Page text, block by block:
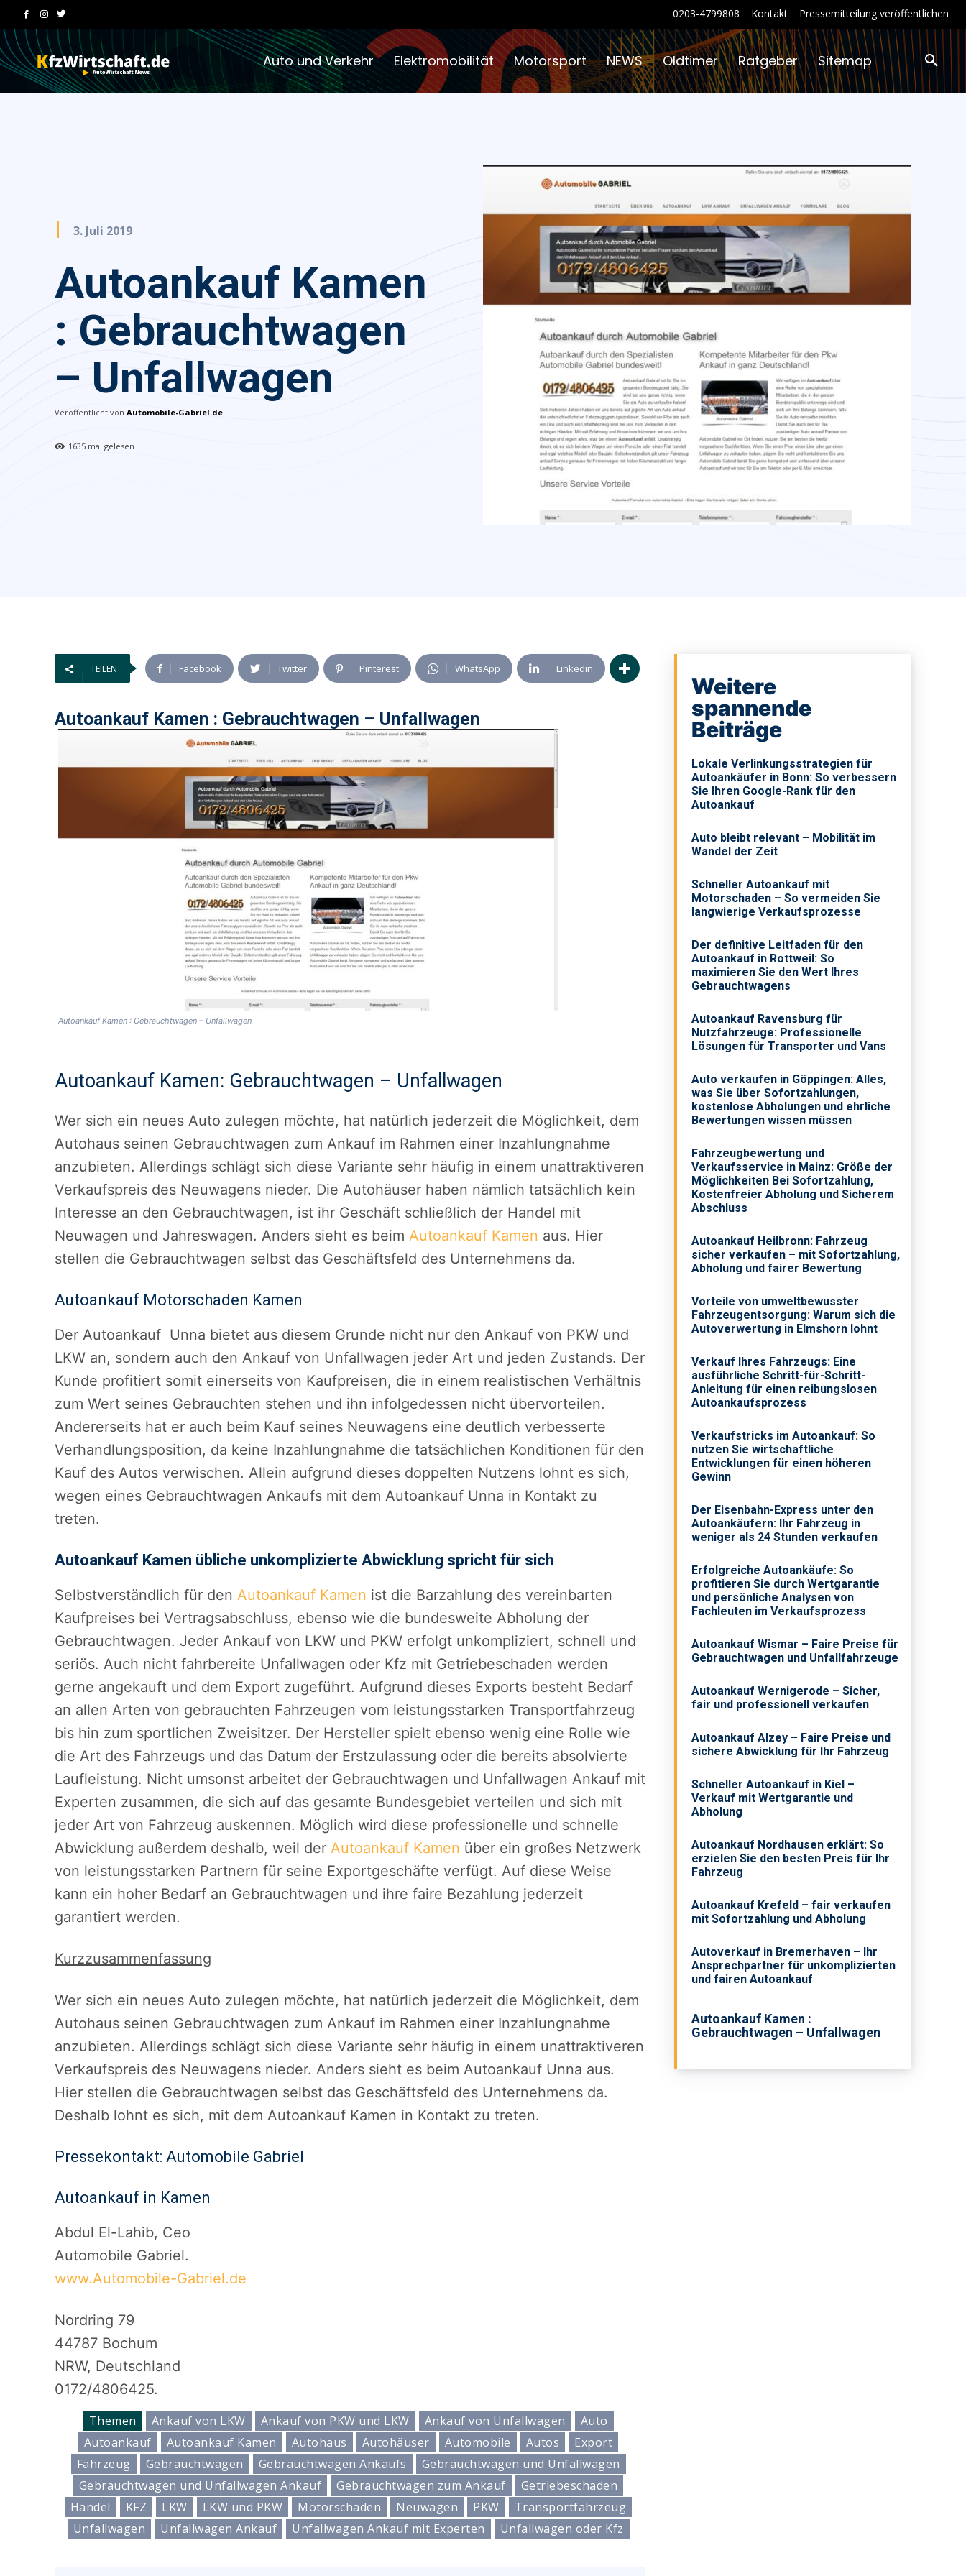
0203-4799808 Kontakt Pressemitteilung veröffentlichen
Auto und Verkehr Elektromobilität Motorsport NEWS Oldtimer Ratgeber Sitemap
3. Juli 2019
Autoankauf Kamen
: Gebrauchtwagen
– Unfallwagen
Veröffentlicht von Automobile-Gabriel.de
1635 mal gelesen
TEILEN Facebook Twitter Pinterest WhatsApp Linkedin
Autoankauf Kamen : Gebrauchtwagen – Unfallwagen
Autoankauf Kamen : Gebrauchtwagen – Unfallwagen
Autoankauf Kamen: Gebrauchtwagen – Unfallwagen
Wer sich ein neues Auto zulegen möchte, hat natürlich jederzeit die Möglichkeit, dem
Autohaus seinen Gebrauchtwagen zum Ankauf im Rahmen einer Inzahlungnahme
anzubieten. Allerdings schlägt sich diese Variante sehr häufig in einem unattraktiveren
Verkaufspreis des Neuwagens nieder. Die Autohäuser haben nämlich tatsächlich kein
Interesse an den Gebrauchtwagen, ist ihr Geschäft schließlich der Handel mit
Neuwagen und Jahreswagen. Anders sieht es beim Autoankauf Kamen aus. Hier
stellen die Gebrauchtwagen selbst das Geschäftsfeld des Unternehmens da.
Autoankauf Motorschaden Kamen
Der Autoankauf Unna bietet aus diesem Grunde nicht nur den Ankauf von PKW und
LKW an, sondern auch den Ankauf von Unfallwagen jeder Art und jeden Zustands. Der
Kunde profitiert somit einerseits von Kaufpreisen, die in einem realistischen Verhältnis
zum Wert seines Gebrauchten stehen und ihn infolgedessen nicht übervorteilen.
Andererseits hat er auch beim Kauf seines Neuwagens eine deutlich verbesserte
Verhandlungsposition, da keine Inzahlungnahme die tatsächlichen Konditionen für den
Kauf des Autos verwischen. Allein aufgrund dieses doppelten Nutzens lohnt es sich,
wegen eines Gebrauchtwagen Ankaufs mit dem Autoankauf Unna in Kontakt zu
treten.
Autoankauf Kamen übliche unkomplizierte Abwicklung spricht für sich
Selbstverständlich für den Autoankauf Kamen ist die Barzahlung des vereinbarten
Kaufpreises bei Vertragsabschluss, ebenso wie die bundesweite Abholung der
Gebrauchtwagen. Jeder Ankauf von LKW und PKW erfolgt unkompliziert, schnell und
seriös. Auch nicht fahrbereite Unfallwagen oder Kfz mit Getriebeschaden werden
gerne angekauft und dem Export zugeführt. Aufgrund dieses Exports besteht Bedarf
an allen Arten von gebrauchten Fahrzeugen vom leistungsstarken Transportfahrzeug
bis hin zum sportlichen Zweisitzer. Der Hersteller spielt ebenso wenig eine Rolle wie
die Art des Fahrzeugs und das Datum der Erstzulassung oder die bereits absolvierte
Laufleistung. Nicht umsonst arbeitet der Gebrauchtwagen und Unfallwagen Ankauf mit
Experten zusammen, die sich auf das gesamte Bundesgebiet verteilen und sich mit
jeder Art von Fahrzeug auskennen. Möglich wird diese professionelle und schnelle
Abwicklung außerdem deshalb, weil der Autoankauf Kamen über ein großes Netzwerk
von leistungsstarken Partnern für seine Exportgeschäfte verfügt. Auf diese Weise
kann ein hoher Bedarf an Gebrauchtwagen und ihre faire Bezahlung jederzeit
garantiert werden.
Kurzzusammenfassung
Wer sich ein neues Auto zulegen möchte, hat natürlich jederzeit die Möglichkeit, dem
Autohaus seinen Gebrauchtwagen zum Ankauf im Rahmen einer Inzahlungnahme
anzubieten. Allerdings schlägt sich diese Variante sehr häufig in einem unattraktiveren
Verkaufspreis des Neuwagens nieder. Anders sieht es beim Autoankauf Unna aus.
Hier stellen die Gebrauchtwagen selbst das Geschäftsfeld des Unternehmens da.
Deshalb lohnt es sich, mit dem Autoankauf Kamen in Kontakt zu treten.
Pressekontakt: Automobile Gabriel
Autoankauf in Kamen
Abdul El-Lahib, Ceo
Automobile Gabriel.
www.Automobile-Gabriel.de
Nordring 79
44787 Bochum
NRW, Deutschland
0172/4806425.
Themen Ankauf von LKW Ankauf von PKW und LKW Ankauf von Unfallwagen
Auto
Autoankauf
Autoankauf Kamen Autohaus Autohäuser Automobile Autos
Export
Fahrzeug
Gebrauchtwagen Gebrauchtwagen Ankaufs
Gebrauchtwagen und Unfallwagen
Gebrauchtwagen und Unfallwagen Ankauf
Gebrauchtwagen zum Ankauf
Getriebeschaden
Handel
KFZ LKW LKW und PKW Motorschaden Neuwagen PKW
Transportfahrzeug
Unfallwagen
Unfallwagen Ankauf Unfallwagen Ankauf mit Experten Unfallwagen oder Kfz
Weitere
spannende
Beiträge
Lokale Verlinkungsstrategien für
Autoankäufer in Bonn: So verbessern
Sie Ihren Google-Rank für den
Autoankauf
Auto bleibt relevant – Mobilität im
Wandel der Zeit
Schneller Autoankauf mit
Motorschaden – So vermeiden Sie
langwierige Verkaufsprozesse
Der definitive Leitfaden für den
Autoankauf in Rottweil: So
maximieren Sie den Wert Ihres
Gebrauchtwagens
Autoankauf Ravensburg für
Nutzfahrzeuge: Professionelle
Lösungen für Transporter und Vans
Auto verkaufen in Göppingen: Alles,
was Sie über Sofortzahlungen,
kostenlose Abholungen und ehrliche
Bewertungen wissen müssen
Fahrzeugbewertung und
Verkaufsservice in Mainz: Größe der
Möglichkeiten Bei Sofortzahlung,
Kostenfreier Abholung und Sicherem
Abschluss
Autoankauf Heilbronn: Fahrzeug
sicher verkaufen – mit Sofortzahlung,
Abholung und fairer Bewertung
Vorteile von umweltbewusster
Fahrzeugentsorgung: Warum sich die
Autoverwertung in Elmshorn lohnt
Verkauf Ihres Fahrzeugs: Eine
ausführliche Schritt-für-Schritt-
Anleitung für einen reibungslosen
Autoankaufsprozess
Verkaufstricks im Autoankauf: So
nutzen Sie wirtschaftliche
Entwicklungen für einen höheren
Gewinn
Der Eisenbahn-Express unter den
Autoankäufern: Ihr Fahrzeug in
weniger als 24 Stunden verkaufen
Erfolgreiche Autoankäufe: So
profitieren Sie durch Wertgarantie
und persönliche Analysen von
Fachleuten im Verkaufsprozess
Autoankauf Wismar – Faire Preise für
Gebrauchtwagen und Unfallfahrzeuge
Autoankauf Wernigerode – Sicher,
fair und professionell verkaufen
Autoankauf Alzey – Faire Preise und
sichere Abwicklung für Ihr Fahrzeug
Schneller Autoankauf in Kiel –
Verkauf mit Wertgarantie und
Abholung
Autoankauf Nordhausen erklärt: So
erzielen Sie den besten Preis für Ihr
Fahrzeug
Autoankauf Krefeld – fair verkaufen
mit Sofortzahlung und Abholung
Autoverkauf in Bremerhaven – Ihr
Ansprechpartner für unkomplizierten
und fairen Autoankauf
Autoankauf Kamen :
Gebrauchtwagen – Unfallwagen